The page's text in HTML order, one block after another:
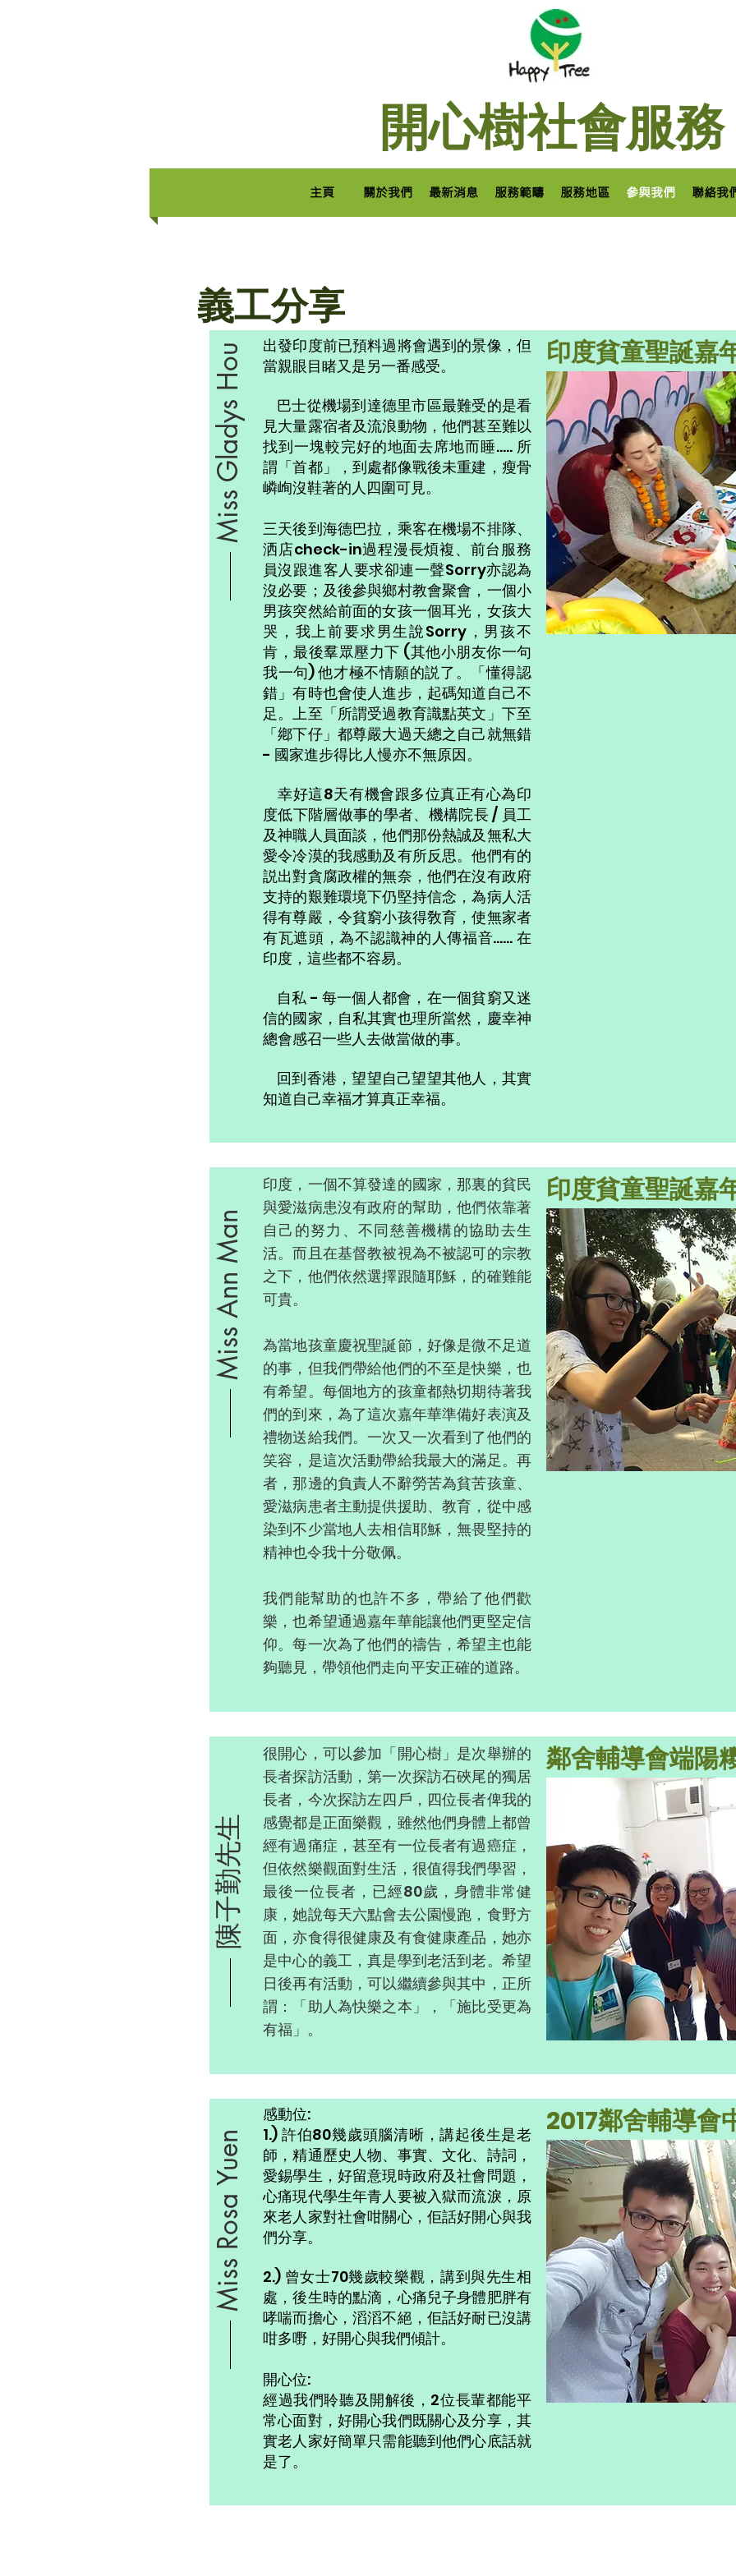
開心樹社會服務
主頁 關於我們 最新消息 服務範疇 服務地區 參與我們 聯絡我
義工分享
Miss Gladys Hou
出發印度前已預料過將會遇到的景像，但
當親眼目睹又是另一番感受。
巴士從機場到達德里市區最難受的是看
見大量露宿者及流浪動物，他們甚至難以
找到一塊較完好的地面去席地而睡..... 所
謂「首都」，到處都像戰後未重建，瘦骨
嶙峋沒鞋著的人四圍可見。
三天後到海德巴拉，乘客在機場不排隊、
洒店check-in過程漫長煩複、前台服務
員沒跟進客人要求卻連一聲Sorry亦認為
沒必要；及後參與鄉村教會聚會，一個小
男孩突然給前面的女孩一個耳光，女孩大
哭，我上前要求男生說Sorry，男孩不
肯，最後羣眾壓力下 (其他小朋友你一句
我一句) 他才極不情願的説了。「懂得認
錯」有時也會使人進步，起碼知道自己不
足。上至「所謂受過教育識點英文」下至
「鄕下仔」都尊嚴大過天總之自己就無錯
- 國家進步得比人慢亦不無原因。
幸好這8天有機會跟多位真正有心為印
度低下階層做事的學者、機構院長 / 員工
及神職人員面談，他們那份熱誠及無私大
愛令冷漠的我感動及有所反思。他們有的
説出對貪腐政權的無奈，他們在沒有政府
支持的艱難環境下仍堅持信念，為病人活
得有尊嚴，令貧窮小孩得敎育，使無家者
有瓦遮頭，為不認識神的人傳福音...... 在
印度，這些都不容易。
自私 - 每一個人都會，在一個貧窮又迷
信的國家，自私其實也理所當然，慶幸神
總會感召一些人去做當做的事。
回到香港，望望自己望望其他人，其實
知道自己幸福才算真正幸福。
印度貧童聖誕嘉
Miss Ann Man
印度，一個不算發達的國家，那裏的貧民
與愛滋病患沒有政府的幫助，他們依靠著
自己的努力、不同慈善機構的協助去生
活。而且在基督教被視為不被認可的宗教
之下，他們依然選擇跟隨耶穌，的確難能
可貴。
為當地孩童慶祝聖誕節，好像是微不足道
的事，但我們帶給他們的不至是快樂，也
有希望。每個地方的孩童都熱切期待著我
們的到來，為了這次嘉年華準備好表演及
禮物送給我們。一次又一次看到了他們的
笑容，是這次活動帶給我最大的滿足。再
者，那邊的負責人不辭勞苦為貧苦孩童、
愛滋病患者主動提供援助、教育，從中感
染到不少當地人去相信耶穌，無畏堅持的
精神也令我十分敬佩。
我們能幫助的也許不多，帶給了他們歡
樂，也希望通過嘉年華能讓他們更堅定信
仰。每一次為了他們的禱告，希望主也能
夠聽見，帶領他們走向平安正確的道路。
印度貧童聖誕嘉
陳子勤先生
很開心，可以參加「開心樹」是次舉辦的
長者探訪活動，第一次探訪石硤尾的獨居
長者，今次探訪左四戶，四位長者俾我的
感覺都是正面樂觀，雖然他們身體上都曾
經有過痛症，甚至有一位長者有過癌症，
但依然樂觀面對生活，很值得我們學習，
最後一位長者，已經80歲，身體非常健
康，她說每天六點會去公園慢跑，食野方
面，亦食得很健康及有食健康產品，她亦
是中心的義工，真是學到老活到老。希望
日後再有活動，可以繼續參與其中，正所
謂：「助人為快樂之本」，「施比受更為
有福」。
鄰舍輔導會端陽
Miss Rosa Yuen
感動位:
1.) 許伯80幾歲頭腦清晰，講起後生是老
師，精通歷史人物、事實、文化、詩詞，
愛錫學生，好留意現時政府及社會問題，
心痛現代學生年青人要被入獄而流淚，原
來老人家對社會咁關心，佢話好開心與我
們分享。
2.) 曾女士70幾歲較樂觀，講到與先生相
處，後生時的點滴，心痛兒子身體肥胖有
哮喘而擔心，滔滔不絕，佢話好耐已沒講
咁多嘢，好開心與我們傾計。
開心位:
經過我們聆聽及開解後，2位長輩都能平
常心面對，好開心我們既關心及分享，其
實老人家好簡單只需能聽到他們心底話就
是了。
2017鄰舍輔導會